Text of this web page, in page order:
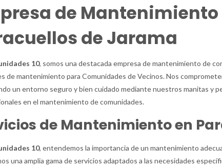
de
de Jarama
10, somos una destacada empresa de mantenimiento de
de mantenimiento para Comunidades de Vecinos. Nos
un entorno seguro y bien cuidado mediante nuestros manitas y
en el mantenimiento de comunidades.
de Mantenimiento en
10, entendemos la importancia de un mantenimiento
una amplia gama de servicios adaptados a las necesidades